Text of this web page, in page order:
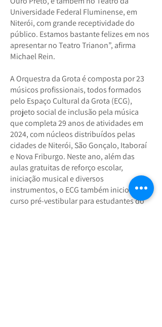
Universidade Federal Fluminense, em
Niterói, com grande receptividade do
público. Estamos bastante felizes em nos
apresentar no Teatro Trianon”, afirma
Michael Rein.
A Orquestra da Grota é composta por 23
músicos profissionais, todos formados
pelo Espaço Cultural da Grota (ECG),
projeto social de inclusão pela música
que completa 29 anos de atividades em
2024, com núcleos distribuídos pelas
cidades de Niterói, São Gonçalo, Itaboraí
e Nova Friburgo. Neste ano, além das
aulas gratuitas de reforço escolar,
iniciação musical e diversos
instrumentos, o ECG também iniciou um
curso pré-vestibular para estudantes do
Ensino Médio oriundos de comunidades